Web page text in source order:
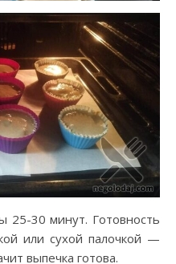
25-30 минут. Готовность
или сухой палочкой —
выпечка готова.